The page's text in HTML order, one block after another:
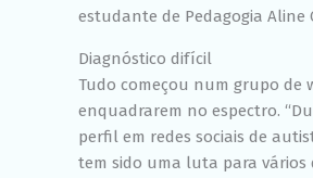
estudante de Pedagogia Aline
Diagnóstico difícil
Tudo começou num grupo de
enquadrarem no espectro.
perfil em redes sociais de
tem sido uma luta para vários